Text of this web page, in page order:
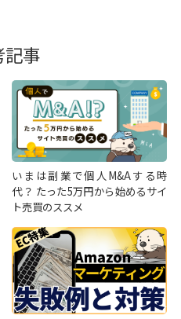
記事
いまは副業で個人M&Aする時
代？ たった5万円から始めるサイ
ト売買のススメ